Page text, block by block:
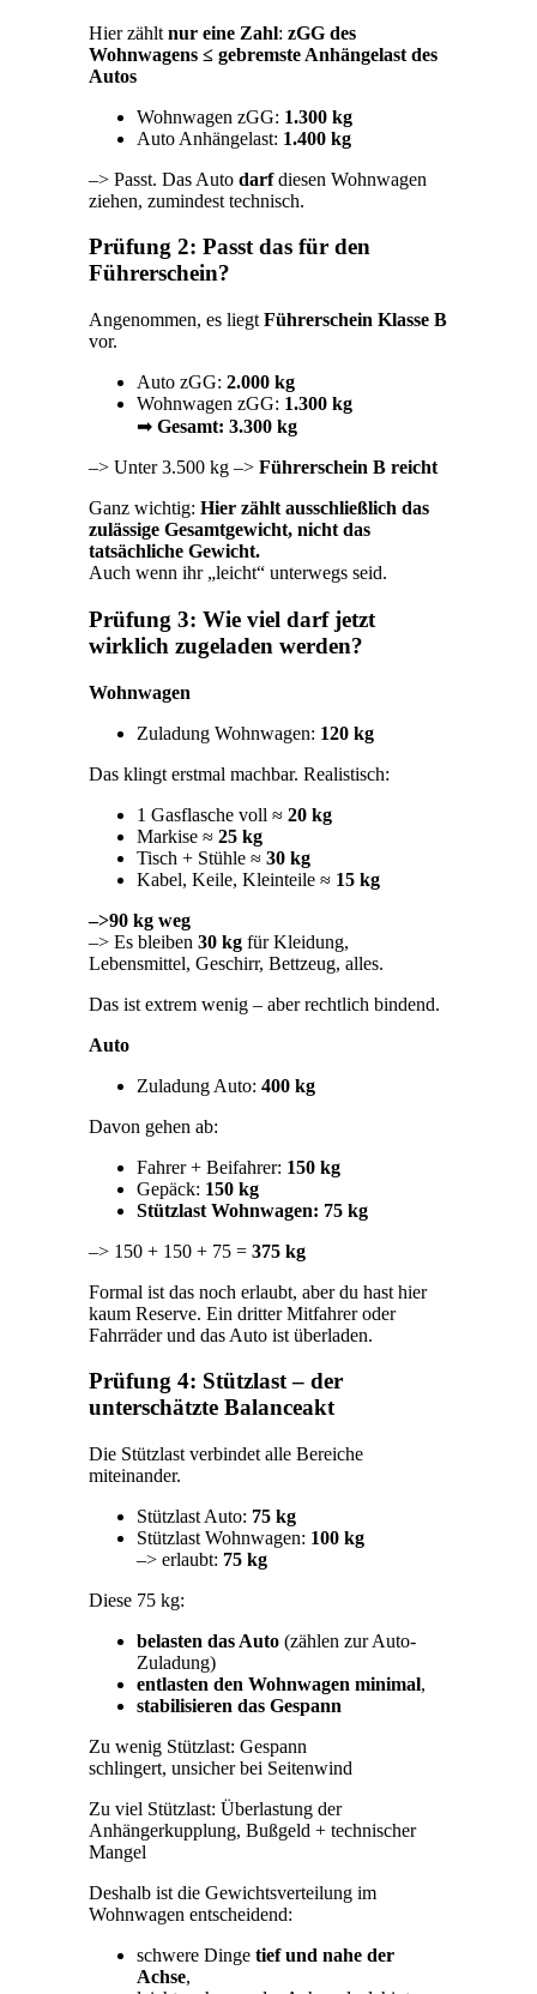
Hier zähltnur eine Zahl:zGG des
Wohnwagens ≤ gebremste Anhängelast des
Autos
Wohnwagen zGG: 1.300 kg
Auto Anhängelast: 1.400 kg
–> Passt. Das Autodarfdiesen Wohnwagen
ziehen, zumindest technisch.
Prüfung 2: Passt das für den
Führerschein?
Angenommen, es liegtFührerschein Klasse B
vor.
Auto zGG: 2.000 kg
Wohnwagen zGG: 1.300 kg
➡Gesamt: 3.300 kg
–> Unter 3.500 kg –>Führerschein B reicht
Ganz wichtig:Hier zählt ausschließlich das
zulässige Gesamtgewicht, nicht das
tatsächliche Gewicht.
Auch wenn ihr „leicht“ unterwegs seid.
Prüfung 3: Wie viel darf jetzt
wirklich zugeladen werden?
Wohnwagen
Zuladung Wohnwagen: 120 kg
Das klingt erstmal machbar. Realistisch:
1 Gasflasche voll ≈20 kg
Markise ≈25 kg
Tisch + Stühle ≈30 kg
Kabel, Keile, Kleinteile ≈ 15 kg
–>90 kg weg
–> Es bleiben30 kg für Kleidung,
Lebensmittel, Geschirr, Bettzeug, alles.
Das ist extrem wenig – aber rechtlich bindend.
Auto
Zuladung Auto:400 kg
Davon gehen ab:
Fahrer + Beifahrer: 150 kg
Gepäck: 150 kg
Stützlast Wohnwagen: 75 kg
–> 150 + 150 + 75 =375 kg
Formal ist das noch erlaubt, aber du hast hier
kaum Reserve. Ein dritter Mitfahrer oder
Fahrräder und das Auto ist überladen.
Prüfung 4: Stützlast – der
unterschätzte Balanceakt
Die Stützlast verbindet alle Bereiche
miteinander.
Stützlast Auto: 75 kg
Stützlast Wohnwagen: 100 kg
–> erlaubt: 75 kg
Diese 75 kg:
belasten das Auto (zählen zur Auto-
Zuladung)
entlasten den Wohnwagen minimal,
stabilisieren das Gespann
Zu wenig Stützlast: Gespann
schlingert, unsicher bei Seitenwind
Zu viel Stützlast: Überlastung der
Anhängerkupplung, Bußgeld + technischer
Mangel
Deshalb ist die Gewichtsverteilung im
Wohnwagen entscheidend:
schwere Dingetief und nahe der
Achse,